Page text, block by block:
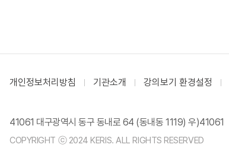
개인정보처리방침 기관소개 강의보기 환경설정
41061 대구광역시 동구 동내로 64 (동내동 1119) 우)41061
COPYRIGHT ⓒ 2024 KERIS. ALL RIGHTS RESERVED